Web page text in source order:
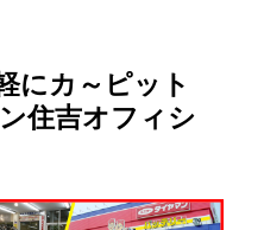
にカ～ピット
住吉オフィシ